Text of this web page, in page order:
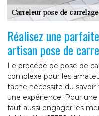
Réalisez une
artisan pose de
Le procédé de pose de
complexe pour les
tache nécessite du
une expérience. Pour
faut aussi engager les